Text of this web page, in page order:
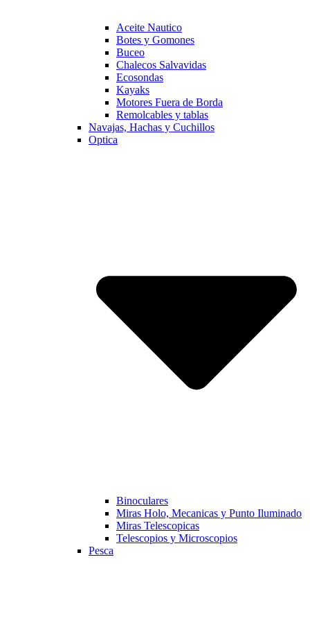
Aceite Nautico
Botes y Gomones
Buceo
Chalecos Salvavidas
Ecosondas
Kayaks
Motores Fuera de Borda
Remolcables y tablas
Navajas, Hachas y Cuchillos
Optica
Binoculares
Miras Holo, Mecanicas y Punto Iluminado
Miras Telescopicas
Telescopios y Microscopios
Pesca